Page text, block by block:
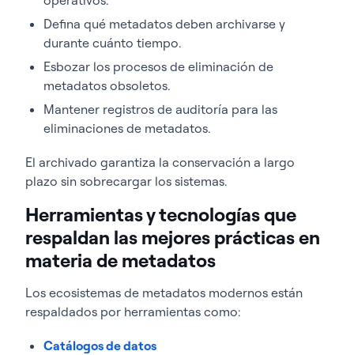
Defina qué metadatos deben archivarse y
durante cuánto tiempo.
Esbozar los procesos de eliminación de
metadatos obsoletos.
Mantener registros de auditoría para las
eliminaciones de metadatos.
El archivado garantiza la conservación a largo
plazo sin sobrecargar los sistemas.
Herramientas y tecnologías que
respaldan las mejores prácticas en
materia de metadatos
Los ecosistemas de metadatos modernos están
respaldados por herramientas como:
Catálogos de datos